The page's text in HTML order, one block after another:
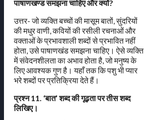
पाषाणखण्ड समझना चाहिए और क्यों?
उत्तर- जो व्यक्ति बच्चों की मासूम बातों, सुंदरियों
की मधुर वाणी, कवियों की रसीली रचनाओं और
वक्ताओं के प्रभावशाली शब्दों से प्रभावित नहीं
होता, उसे पाषाणखंड समझना चाहिए। ऐसे व्यक्ति
में संवेदनशीलता का अभाव होता है, जो मनुष्य के
लिए आवश्यक गुण है। यहाँ तक कि पशु भी प्यार
भरे शब्दों पर प्रतिक्रिया देते हैं।
प्रश्न 11. ‘बात’ शब्द की गूढ़ता पर तीस शब्द
लिखिए।